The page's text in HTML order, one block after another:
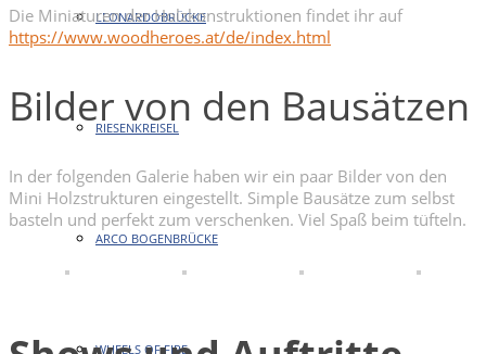
LEONARDOBRÜCKE
RIESENKREISEL
ARCO BOGENBRÜCKE
WHEELS OF FIRE
Die Miniaturen der Holzkonstruktionen findet ihr auf
https://www.woodheroes.at/de/index.html
Bilder von den Bausätzen
In der folgenden Galerie haben wir ein paar Bilder von den
Mini Holzstrukturen eingestellt. Simple Bausätze zum selbst
basteln und perfekt zum verschenken. Viel Spaß beim tüfteln.